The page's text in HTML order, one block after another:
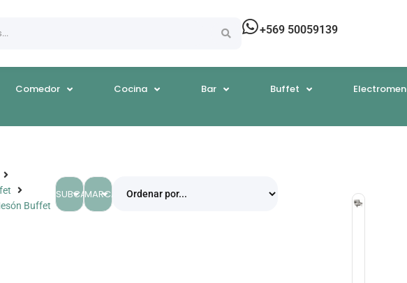
+569 50059139
Comedor Cocina Bar Buffet
Buffet
SUBCATEGORÍAS
MARCAS